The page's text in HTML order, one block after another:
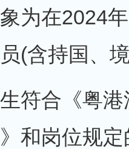
为在2024
(含持国、
符合《粤
和岗位规